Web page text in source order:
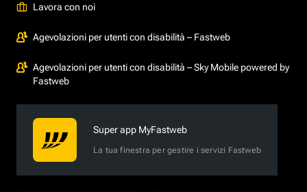
Lavora con noi
Agevolazioni per utenti con disabilità – Fastweb
Agevolazioni per utenti con disabilità – Sky Mobile powered by
Fastweb
Super app MyFastweb
La tua finestra per gestire i servizi Fastweb